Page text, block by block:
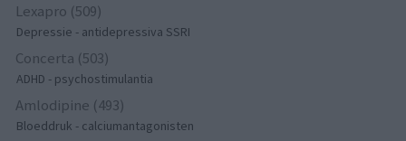
Lexapro (509)
Depressie - antidepressiva SSRI
Concerta (503)
ADHD - psychostimulantia
Amlodipine (493)
Bloeddruk - calciumantagonisten